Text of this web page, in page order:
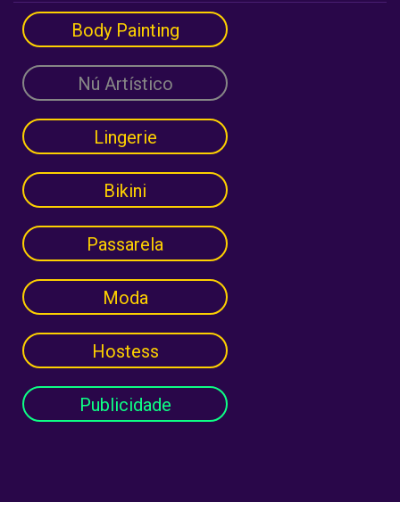
Body Painting
Nú Artístico
Lingerie
Bikini
Passarela
Moda
Hostess
Publicidade